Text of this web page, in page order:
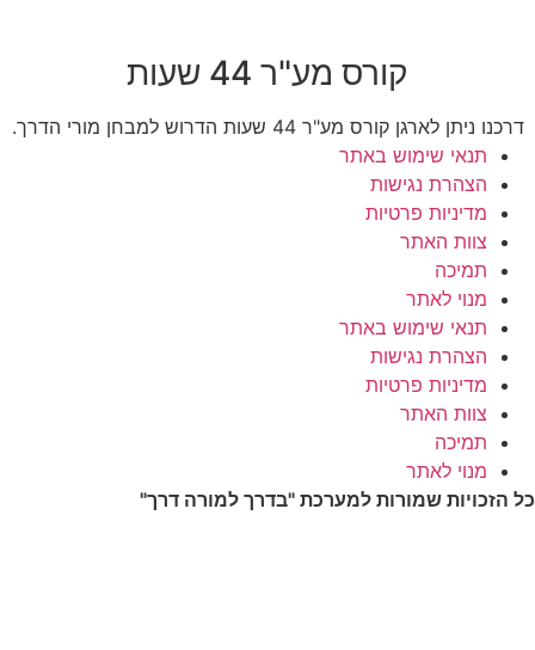
קורס מע"ר 44 שעות
דרכנו ניתן לארגן קורס מע"ר 44 שעות הדרוש למבחן מורי הדרך.
תנאי שימוש באתר
הצהרת נגישות
מדיניות פרטיות
צוות האתר
תמיכה
מנוי לאתר
תנאי שימוש באתר
הצהרת נגישות
מדיניות פרטיות
צוות האתר
תמיכה
מנוי לאתר
כל הזכויות שמורות למערכת "בדרך למורה דרך"